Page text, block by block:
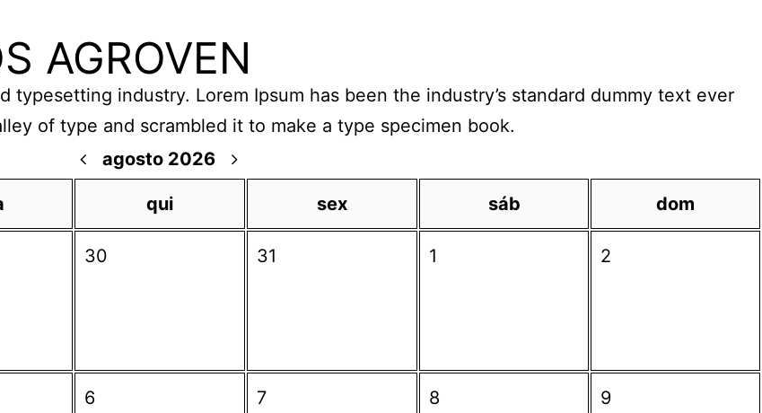
AGROVEN
industry. Lorem Ipsum has been the industry’s standard dummy text ever
of type and scrambled it to make a type specimen book.
agosto 2026
qui sex sáb dom
30 31 1 2
6 7 8 9